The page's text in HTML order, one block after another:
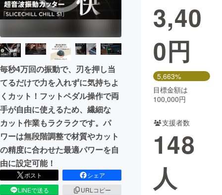
ビジネス・起業 チャレンジ
まちづくり・地域活性化
CAMPFIRE for Social Good
CAMPFIRE Creation
CAMPFIREふるさと納税machi-ya コミュニティ
毎秒4万回の振動で、刃を押し当
てるだけで力を入れずに気持ちよ
くカット！フットペダル操作で両
手が自由に使えるため、繊細な
カット作業もラクラクです。パ
ワーは無段階調整で材質やカット
の精度に合わせた最適パワーを自
由に設定可能！
ポスト
シェア
LINEで送る
URLコピー
3,40
0円
5,663%
目標金額は
100,000円
支援者数
148
人